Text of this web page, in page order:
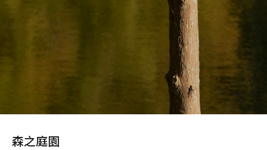
森之庭園
Traffic Location
交通位置